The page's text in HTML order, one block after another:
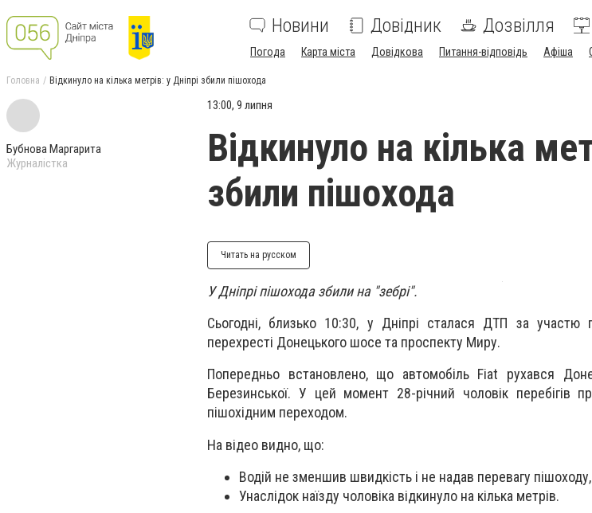
Новини Довідник Дозвілля
Погода Карта міста Довідкова Питання-відповідь Афіша
Головна Відкинуло на кілька метрів: у Дніпрі збили пішохода
Бубнова Маргарита
Журналістка
13:00, 9 липня
Відкинуло на кілька
збили пішохода
Читать на русском
У Дніпрі пішохода збили на "зебрі".
Сьогодні, близько 10:30, у Дніпрі сталася ДТП за участю
перехресті Донецького шосе та проспекту Миру.
Попередньо встановлено, що автомобіль Fiat рухався
Березинської. У цей момент 28-річний чоловік перебігів
пішохідним переходом.
На відео видно, що:
Водій не зменшив швидкість і не надав перевагу
Унаслідок наїзду чоловіка відкинуло на кілька метрів.